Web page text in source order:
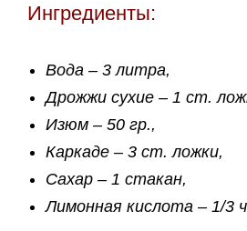
Ингредиенты:
Вода – 3 литра,
Дрожжи сухие – 1 ст.
Изюм – 50 гр.,
Каркаде – 3 ст. ложки,
Сахар – 1 стакан,
Лимонная кислота – 1/3